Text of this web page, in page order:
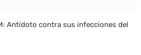
Antídoto contra sus infecciones del